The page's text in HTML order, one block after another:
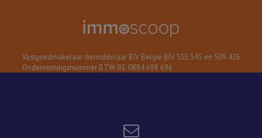
Vastgoedmakelaar-bemiddelaar BIV België BIV 503.345 en 509.426
Ondernemingsnummer BTW-BE 0884 688 696